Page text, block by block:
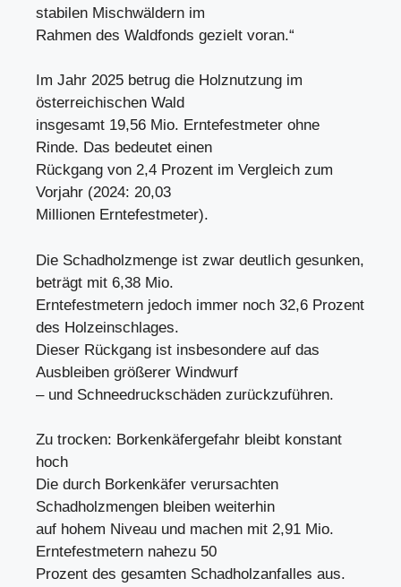
stabilen Mischwäldern im
Rahmen des Waldfonds gezielt voran.“
Im Jahr 2025 betrug die Holznutzung im
österreichischen Wald
insgesamt 19,56 Mio. Erntefestmeter ohne
Rinde. Das bedeutet einen
Rückgang von 2,4 Prozent im Vergleich zum
Vorjahr (2024: 20,03
Millionen Erntefestmeter).
Die Schadholzmenge ist zwar deutlich gesunken,
beträgt mit 6,38 Mio.
Erntefestmetern jedoch immer noch 32,6 Prozent
des Holzeinschlages.
Dieser Rückgang ist insbesondere auf das
Ausbleiben größerer Windwurf
– und Schneedruckschäden zurückzuführen.
Zu trocken: Borkenkäfergefahr bleibt konstant
hoch
Die durch Borkenkäfer verursachten
Schadholzmengen bleiben weiterhin
auf hohem Niveau und machen mit 2,91 Mio.
Erntefestmetern nahezu 50
Prozent des gesamten Schadholzanfalles aus.